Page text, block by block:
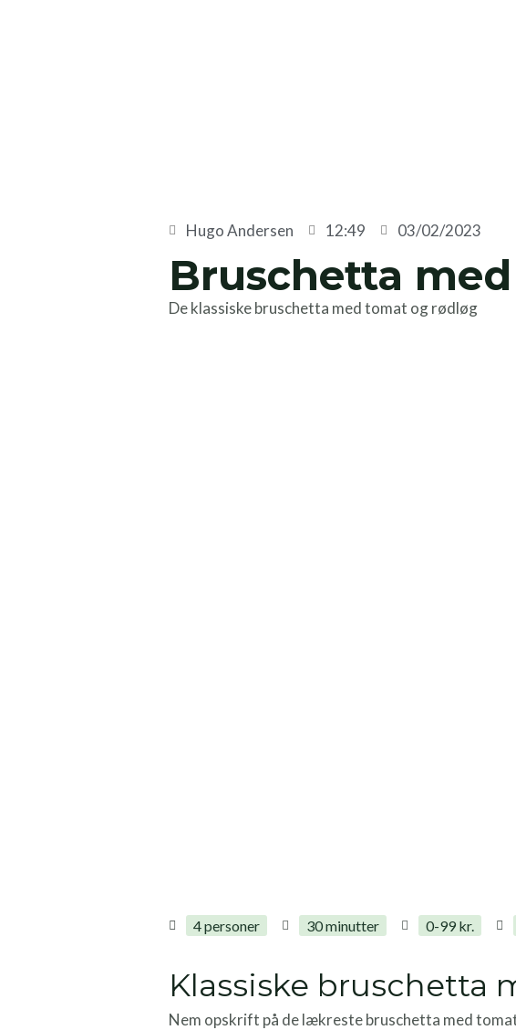
Hugo Andersen 12:49 03/02/2023
Bruschetta
De klassiske bruschetta med tomat og rødløg
4 personer 30 minutter 0-99 kr.
Klassiske bruschetta
Nem opskrift på de lækreste bruschetta med